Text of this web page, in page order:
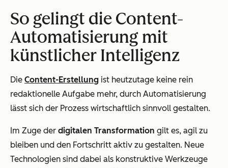
So gelingt die Content-
Automatisierung mit
künstlicher Intelligenz
Die Content-Erstellung ist heutzutage keine rein
redaktionelle Aufgabe mehr, durch Automatisierung
lässt sich der Prozess wirtschaftlich sinnvoll gestalten.
Im Zuge der digitalen Transformation gilt es, agil zu
bleiben und den Fortschritt aktiv zu gestalten. Neue
Technologien sind dabei als konstruktive Werkzeuge